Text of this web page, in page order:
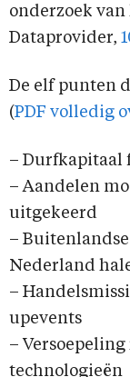
onderzoek
Dataprovider,
De elf punten
(PDF volledig
– Durfkapitaal
– Aandelen
uitgekeerd
–
Nederland
–
upevents
–
technologieën